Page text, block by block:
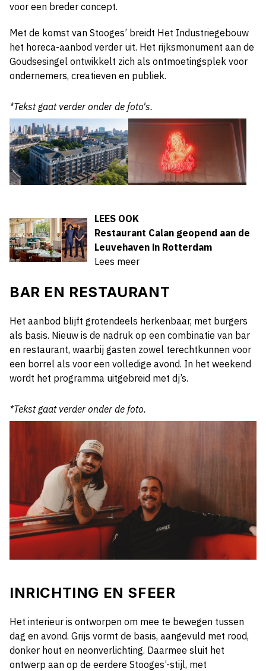
voor een breder concept.
Met de komst van Stooges’ breidt Het Industriegebouw
het horeca-aanbod verder uit. Het rijksmonument aan de
Goudsesingel ontwikkelt zich als ontmoetingsplek voor
ondernemers, creatieven en publiek.
*Tekst gaat verder onder de foto's.
LEES OOK
Restaurant Calan geopend aan de
Leuvehaven in Rotterdam
Lees meer
BAR EN RESTAURANT
Het aanbod blijft grotendeels herkenbaar, met burgers
als basis. Nieuw is de nadruk op een combinatie van bar
en restaurant, waarbij gasten zowel terechtkunnen voor
een borrel als voor een volledige avond. In het weekend
wordt het programma uitgebreid met dj’s.
*Tekst gaat verder onder de foto.
INRICHTING EN SFEER
Het interieur is ontworpen om mee te bewegen tussen
dag en avond. Grijs vormt de basis, aangevuld met rood,
donker hout en neonverlichting. Daarmee sluit het
ontwerp aan op de eerdere Stooges’-stijl, met